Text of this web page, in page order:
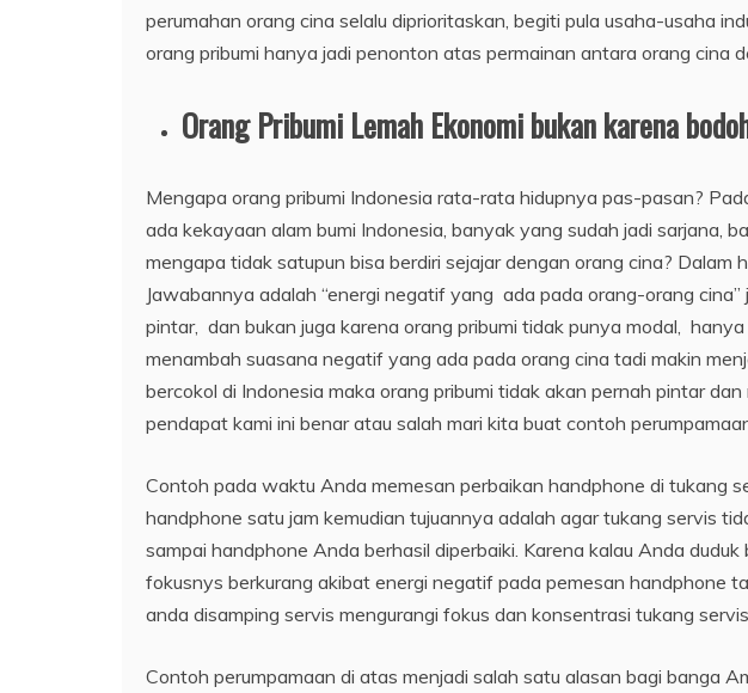
perumahan orang cina selalu diprioritaskan, begiti pula usaha-usaha
orang pribumi hanya jadi penonton atas permainan antara orang cina
Orang Pribumi Lemah Ekonomi bukan karena
Mengapa orang pribumi Indonesia rata-rata hidupnya pas-pasan?
ada kekayaan alam bumi Indonesia, banyak yang sudah jadi sarjana,
mengapa tidak satupun bisa berdiri sejajar dengan orang cina? Dalam
Jawabannya adalah “energi negatif yang ada pada orang-orang
pintar, dan bukan juga karena orang pribumi tidak punya modal,
menambah suasana negatif yang ada pada orang cina tadi makin
bercokol di Indonesia maka orang pribumi tidak akan pernah pintar
pendapat kami ini benar atau salah mari kita buat contoh
Contoh pada waktu Anda memesan perbaikan handphone di tukang
handphone satu jam kemudian tujuannya adalah agar tukang servis
sampai handphone Anda berhasil diperbaiki. Karena kalau Anda
fokusnys berkurang akibat energi negatif pada pemesan handphone
anda disamping servis mengurangi fokus dan konsentrasi tukang
Contoh perumpamaan di atas menjadi salah satu alasan bagi banga